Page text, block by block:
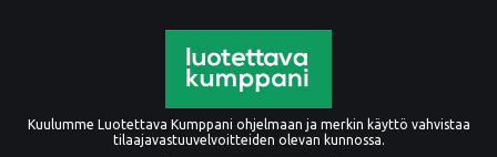
Kuulumme Luotettava Kumppani ohjelmaan ja merkin käyttö vahvistaa
tilaajavastuuvelvoitteiden olevan kunnossa.